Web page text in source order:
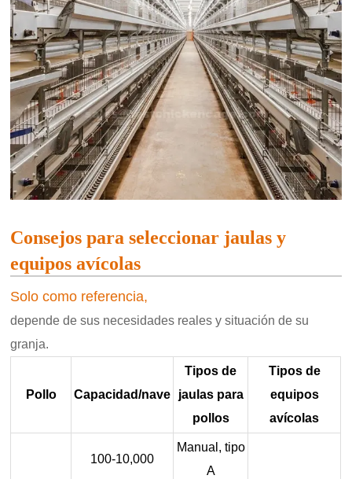
Consejos para seleccionar jaulas y
equipos avícolas
Solo como referencia,
depende de sus necesidades reales y situación de su
granja.
Pollo Capacidad/nave
Tipos de
jaulas para
pollos
Tipos de
equipos
avícolas
100-10,000
Manual, tipo
A